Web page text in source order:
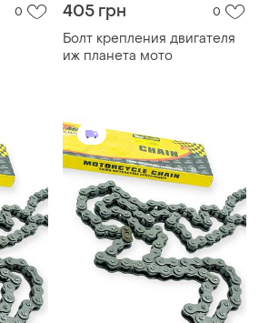
0 405 грн 0
Болт крепления двигателя
иж планета мото